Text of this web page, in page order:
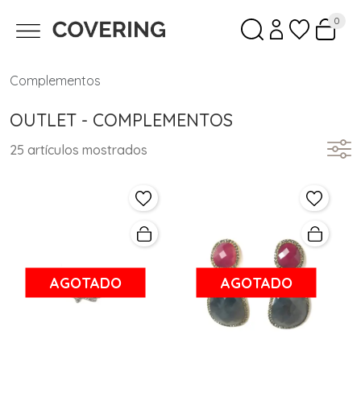
0
Complementos
OUTLET - COMPLEMENTOS
25 artículos mostrados
AGOTADO AGOTADO